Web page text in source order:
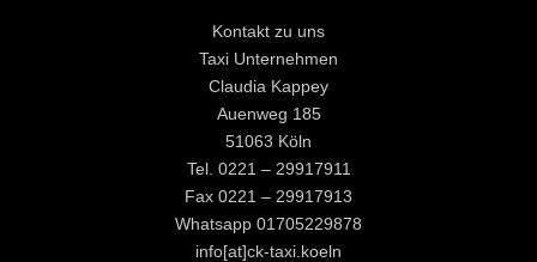
Kontakt zu uns
Taxi Unternehmen
Claudia Kappey
Auenweg 185
51063 Köln
Tel. 0221 – 29917911
Fax 0221 – 29917913
Whatsapp 01705229878
​​​​​​​info[at]ck-taxi.koeln